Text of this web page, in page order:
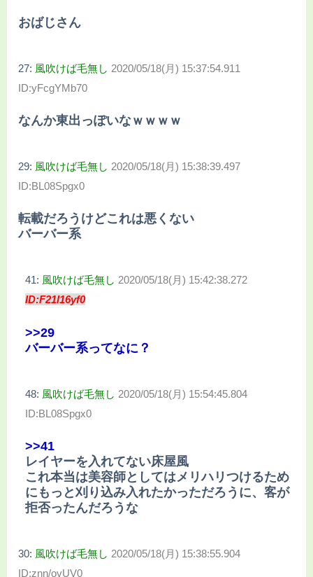
おばじさん
27: 風吹けば毛無し 2020/05/18(月) 15:37:54.911
ID:yFcgYMb70
なんか東出っぽいなｗｗｗｗ
29: 風吹けば毛無し 2020/05/18(月) 15:38:39.497
ID:BL08Spgx0
転載だろうけどこれは悪くない
バーバー系
41: 風吹けば毛無し 2020/05/18(月) 15:42:38.272
ID:F21l16yf0
>>29
バーバー系ってなに？
48: 風吹けば毛無し 2020/05/18(月) 15:54:45.804
ID:BL08Spgx0
>>41
レイヤーを入れてない床屋風
これ本当は美容師としてはメリハリつけるため
にもっと刈り込み入れたかっただろうに、客が
拒否ったんだろうな
30: 風吹けば毛無し 2020/05/18(月) 15:38:55.904
ID:znn/ovUV0